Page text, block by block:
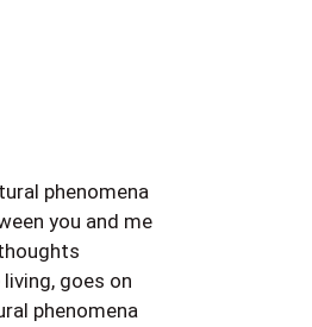
phenomena
you and me
goes on
phenomena